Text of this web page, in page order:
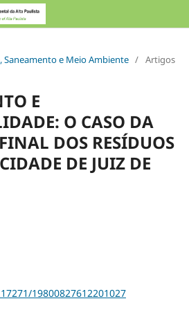
Saneamento e Meio Ambiente / Artigos
E
O CASO DA
DOS RESÍDUOS
DE JUIZ DE
19800827612201027